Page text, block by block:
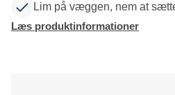
Lim på væggen, nem at
Læs produktinformationer